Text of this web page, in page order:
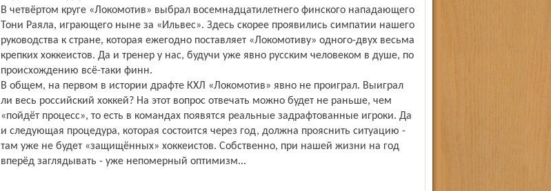
В четвёртом круге «Локомотив» выбрал восемнадцатилетнего финского нападающего
Тони Раяла, играющего ныне за «Ильвес». Здесь скорее проявились симпатии нашего
руководства к стране, которая ежегодно поставляет «Локомотиву» одного-двух весьма
крепких хоккеистов. Да и тренер у нас, будучи уже явно русским человеком в душе, по
происхождению всё-таки финн.
В общем, на первом в истории драфте КХЛ «Локомотив» явно не проиграл. Выиграл
ли весь российский хоккей? На этот вопрос отвечать можно будет не раньше, чем
«пойдёт процесс», то есть в командах появятся реальные задрафтованные игроки. Да
и следующая процедура, которая состоится через год, должна прояснить ситуацию -
там уже не будет «защищённых» хоккеистов. Собственно, при нашей жизни на год
вперёд заглядывать - уже непомерный оптимизм...